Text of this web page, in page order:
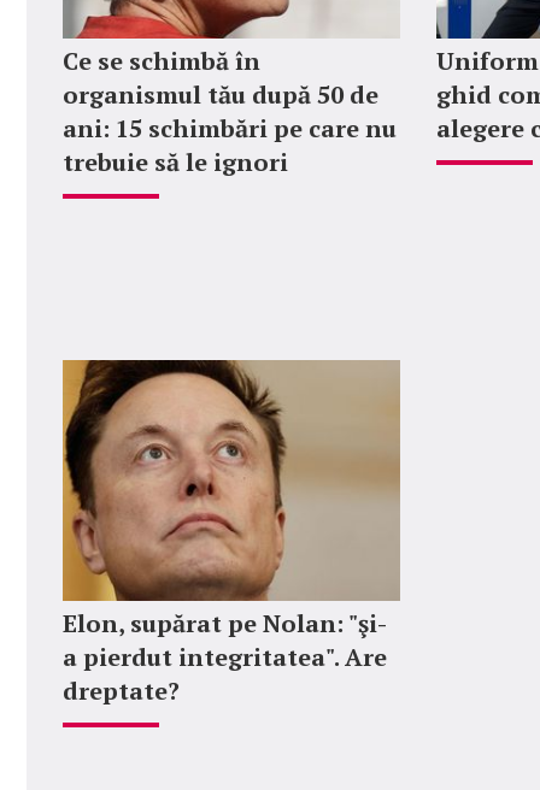
Ce se schimbă în
organismul tău după 50 de
ani: 15 schimbări pe care nu
trebuie să le ignori
ghid
alegere
Elon, supărat pe Nolan: "şi-
a pierdut integritatea". Are
dreptate?